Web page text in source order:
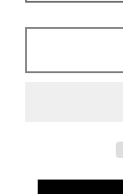
quantità
per
LOVE